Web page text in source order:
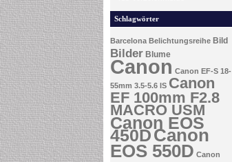
Schlagwörter
Barcelona Belichtungsreihe Bild
Bilder Blume
Canon Canon EF-S 18-
55mm 3.5-5.6 IS Canon
EF 100mm F2.8
MACRO USM
Canon EOS
450DCanon
EOS 550D Canon